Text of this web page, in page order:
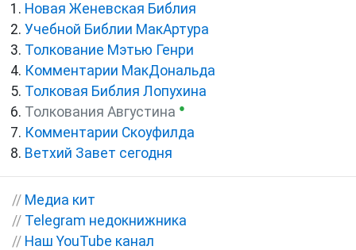
Новая Женевская Библия
Учебной Библии МакАртура
Толкование Мэтью Генри
Комментарии МакДональда
Толковая Библия Лопухина
Толкования Августина ●
Комментарии Скоуфилда
Ветхий Завет сегодня
// Медиа кит
// Telegram недокнижника
// Наш YouTube канал